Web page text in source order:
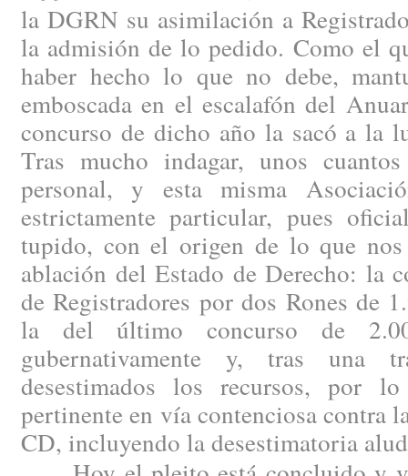
la DGRN su asimilación a
la admisión de lo pedido. Como el
haber hecho lo que no debe,
emboscada en el escalafón del
concurso de dicho año la sacó a la
Tras mucho indagar, unos
personal, y esta misma
estrictamente particular, pues
tupido, con el origen de lo que nos
ablación del Estado de Derecho: la
de Registradores por dos Rones de
la del último concurso de
gubernativamente y, tras una
desestimados los recursos, por
pertinente en vía contenciosa contra
CD, incluyendo la desestimatoria